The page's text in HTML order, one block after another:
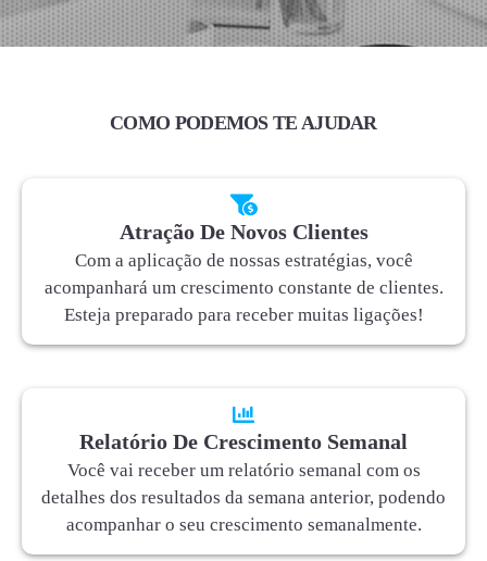
COMO PODEMOS TE AJUDAR
Atração De Novos Clientes
Com a aplicação de nossas estratégias, você
acompanhará um crescimento constante de clientes.
Esteja preparado para receber muitas ligações!
Relatório De Crescimento Semanal
Você vai receber um relatório semanal com os
detalhes dos resultados da semana anterior, podendo
acompanhar o seu crescimento semanalmente.